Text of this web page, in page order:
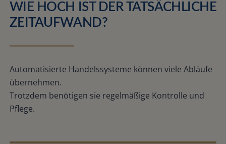
WIE HOCH IST DER TATSÄCHLICHE
ZEITAUFWAND?
Automatisierte Handelssysteme können viele Abläufe
übernehmen.
Trotzdem benötigen sie regelmäßige Kontrolle und
Pflege.